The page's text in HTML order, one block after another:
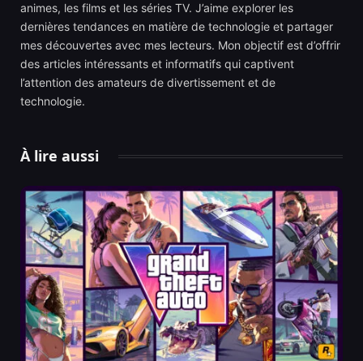
animes, les films et les séries TV. J’aime explorer les
dernières tendances en matière de technologie et partager
mes découvertes avec mes lecteurs. Mon objectif est d’offrir
des articles intéressants et informatifs qui captivent
l’attention des amateurs de divertissement et de
technologie.
À lire aussi